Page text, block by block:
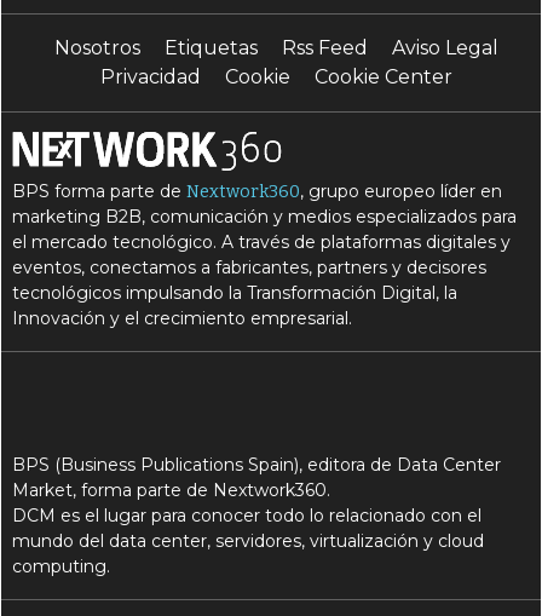
Nosotros Etiquetas Rss Feed
Aviso Legal
Privacidad
Cookie Cookie Center
BPS forma parte deNextwork360, grupo europeo líder en
marketing B2B, comunicación y medios especializados para
el mercado tecnológico. A través de plataformas digitales y
eventos, conectamos a fabricantes, partners y decisores
tecnológicos impulsando la Transformación Digital, la
Innovación y el crecimiento empresarial.
BPS (Business Publications Spain), editora de Data Center
Market, forma parte de Nextwork360.
DCM es el lugar para conocer todo lo relacionado con el
mundo del data center, servidores, virtualización y cloud
computing.